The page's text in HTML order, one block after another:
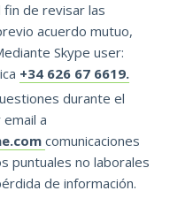
de revisar las
acuerdo mutuo,
Skype user:
+34 626 67 6619.
durante el
a
comunicaciones
puntuales no laborales
de información.